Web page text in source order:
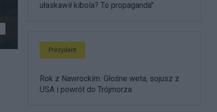
ułaskawił kibola? To propaganda"
Prezydent
Rok z Nawrockim. Głośne weta, sojusz z
USA i powrót do Trójmorza